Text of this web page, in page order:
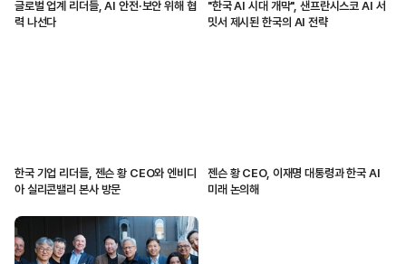
글로벌 업계 리더들, AI 안전·보안 위해 협
력 나선다
"한국 AI 시대 개막", 샌프란시스코 AI 서
밋서 제시된 한국의 AI 전략
한국 기업 리더들, 젠슨 황 CEO와 엔비디
아 실리콘밸리 본사 방문
젠슨 황 CEO, 이재명 대통령과 한국 AI
미래 논의해